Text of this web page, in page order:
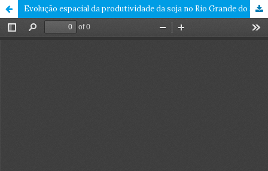
Evolução espacial da produtividade da soja no Rio Grande do Sul